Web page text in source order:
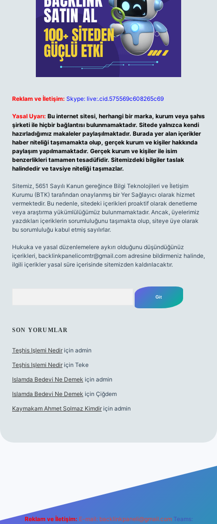
Reklam ve İletişim: Skype: live:.cid.575569c608265c69
Yasal Uyarı: Bu internet sitesi, herhangi bir marka, kurum veya şahıs
şirketi ile hiçbir bağlantısı bulunmamaktadır. Sitede yalnızca kendi
hazırladığımız makaleler paylaşılmaktadır. Burada yer alan içerikler
haber niteliği taşımamakta olup, gerçek kurum ve kişiler hakkında
paylaşım yapılmamaktadır. Gerçek kurum ve kişiler ile isim
benzerlikleri tamamen tesadüfidir. Sitemizdeki bilgiler taslak
halindedir ve tavsiye niteliği taşımazlar.
Sitemiz, 5651 Sayılı Kanun gereğince Bilgi Teknolojileri ve İletişim
Kurumu (BTK) tarafından onaylanmış bir Yer Sağlayıcı olarak hizmet
vermektedir. Bu nedenle, sitedeki içerikleri proaktif olarak denetleme
veya araştırma yükümlülüğümüz bulunmamaktadır. Ancak, üyelerimiz
yazdıkları içeriklerin sorumluluğunu taşımakta olup, siteye üye olarak
bu sorumluluğu kabul etmiş sayılırlar.
Hukuka ve yasal düzenlemelere aykırı olduğunu düşündüğünüz
içerikleri, backlinkpanelicomtr@gmail.com adresine bildirmeniz halinde,
ilgili içerikler yasal süre içerisinde sitemizden kaldırılacaktır.
SON YORUMLAR
Teşhis Işlemi Nedir için admin
Teşhis Işlemi Nedir için Teke
Islamda Bedevi Ne Demek için admin
Islamda Bedevi Ne Demek için Çiğdem
Kaymakam Ahmet Solmaz Kimdir için admin
Reklam ve İletişim: E-mail: backlinkpaneli@gmail.com Teams: